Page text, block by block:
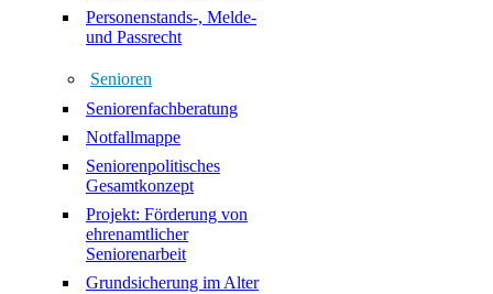
Personenstands-, Melde-
und Passrecht
Senioren
Seniorenfachberatung
Notfallmappe
Seniorenpolitisches
Gesamtkonzept
Projekt: Förderung von
ehrenamtlicher
Seniorenarbeit
Grundsicherung im Alter